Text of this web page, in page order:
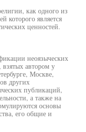
как одного из
которого является
ценностей.
неоязыческих
автором у
Москве,
других
публикаций,
а также на
основы
его общие и